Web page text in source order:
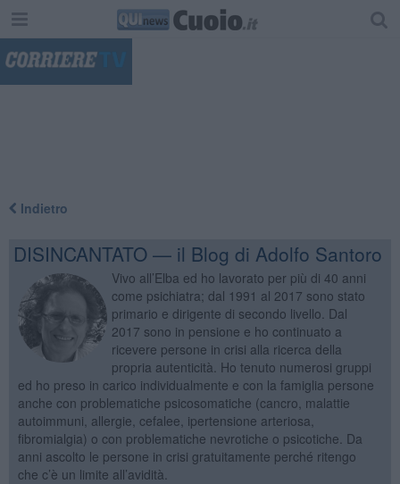
Indietro
DISINCANTATO — il Blog di Adolfo Santoro
Vivo all’Elba ed ho lavorato per più di 40 anni
come psichiatra; dal 1991 al 2017 sono stato
primario e dirigente di secondo livello. Dal
2017 sono in pensione e ho continuato a
ricevere persone in crisi alla ricerca della
propria autenticità. Ho tenuto numerosi gruppi
ed ho preso in carico individualmente e con la famiglia persone
anche con problematiche psicosomatiche (cancro, malattie
autoimmuni, allergie, cefalee, ipertensione arteriosa,
fibromialgia) o con problematiche nevrotiche o psicotiche. Da
anni ascolto le persone in crisi gratuitamente perché ritengo
che c’è un limite all’avidità.